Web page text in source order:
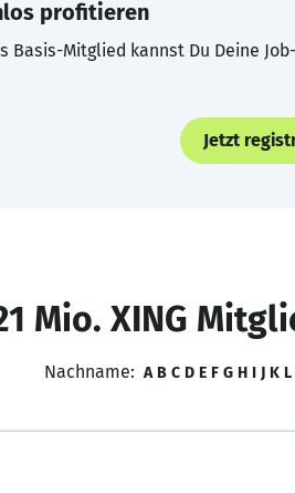
profitieren
Basis-Mitglied kannst Du Deine
Jetzt
Mio. XING
Nachname: A B C D E F G H I J K L